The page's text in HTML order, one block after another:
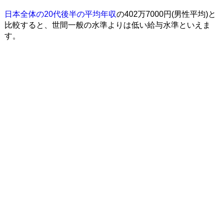
日本全体の20代後半の平均年収の402万7000円(男性平均)と
比較すると、世間一般の水準よりは低い給与水準といえま
す。